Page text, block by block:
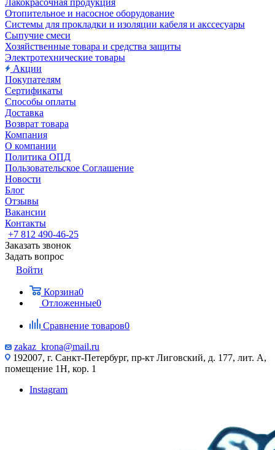
Лакокрасочная продукция
Отопительное и насосное оборудование
Системы для прокладки и изоляции кабеля и акссесуары
Сыпучие смеси
Хозяйственные товара и средства защиты
Электротехнические товары
Акции
Покупателям
Сертификаты
Способы оплаты
Доставка
Возврат товара
Компания
О компании
Политика ОПД
Пользовательское Соглашение
Новости
Блог
Отзывы
Вакансии
Контакты
+7 812 490-46-25
Заказать звонок
Задать вопрос
Войти
Корзина0
Отложенные0
Сравнение товаров0
zakaz_krona@mail.ru
192007, г. Санкт-Петербург, пр-кт Лиговский, д. 177, лит. А,
помещение 1Н, кор. 1
Instagram